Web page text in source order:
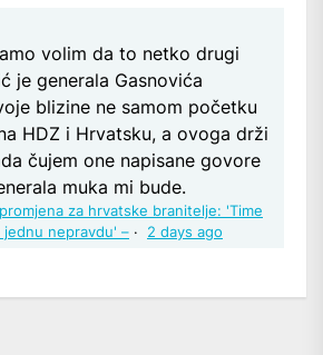
volim da to netko drugi
je generala Gasnovića
blizine ne samom početku
HDZ i Hrvatsku, a ovoga drži
čujem one napisane govore
muka mi bude.
za hrvatske branitelje: 'Time
nepravdu' – · 2 days ago